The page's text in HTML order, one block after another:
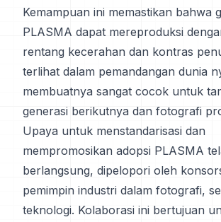
Kemampuan ini memastikan bahwa
PLASMA dapat mereproduksi
rentang kecerahan dan kontras
terlihat dalam pemandangan dunia
membuatnya sangat cocok untuk
generasi berikutnya dan fotografi
Upaya untuk menstandarisasi dan
mempromosikan adopsi PLASMA
berlangsung, dipelopori oleh
pemimpin industri dalam fotografi,
teknologi. Kolaborasi ini bertujuan